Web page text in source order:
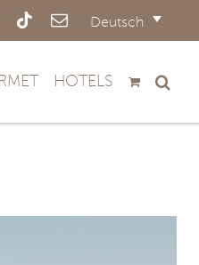
Deutsch
PinterestTiktokE-
HOTELS